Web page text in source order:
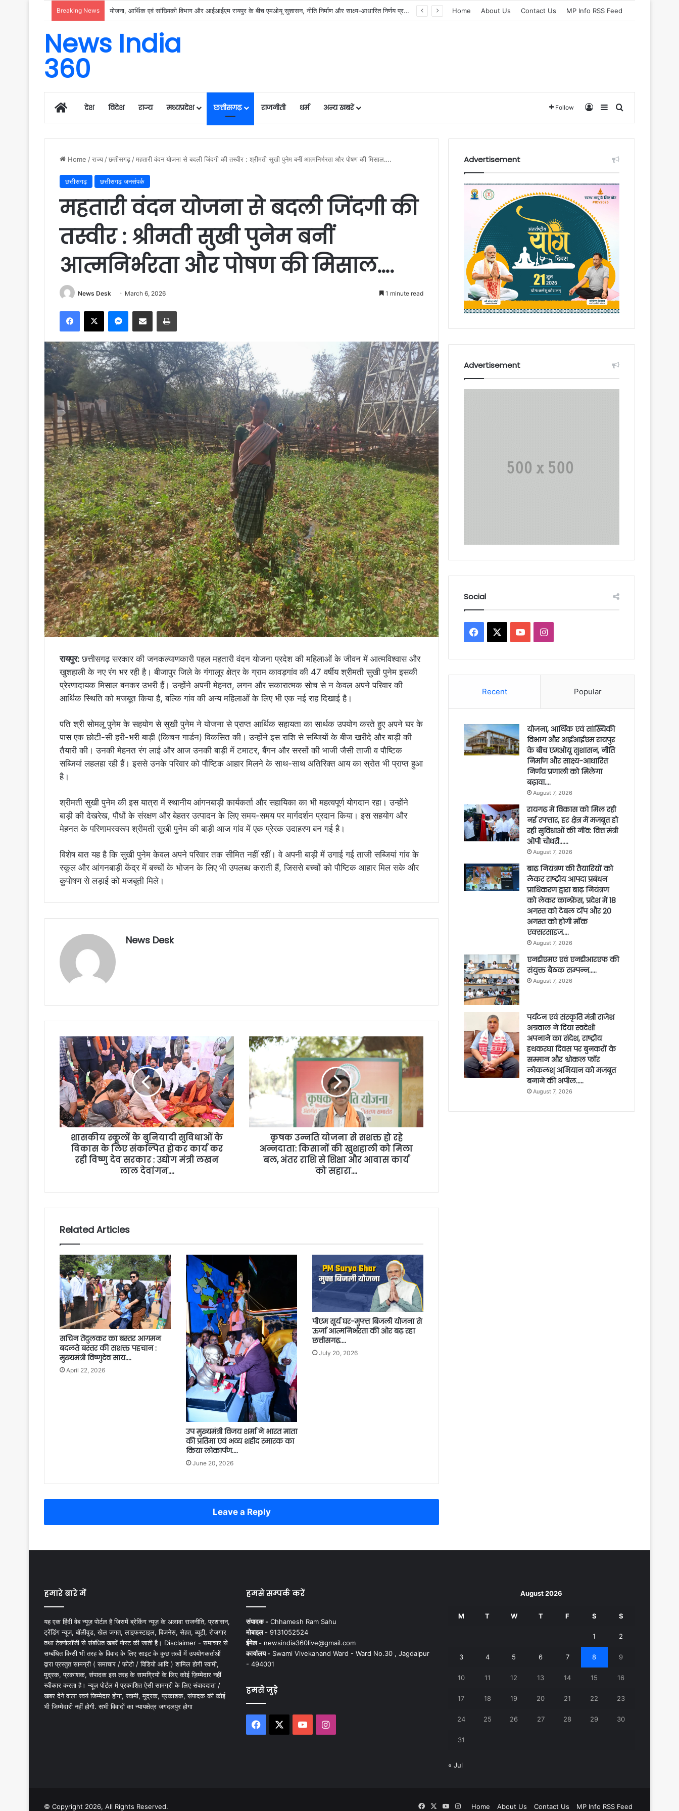
Breaking News रायगढ़ में विकास को मिल रही नई रफ्तार, हर क्षेत्र में मजबूत हो रही सुविधाओं की नींव: वित्त मंत्री ओपी चौधरी…… Home About Us Contact Us MP Info RSS Feed
News India
360
Homeदेश विदेश राज्य मध्यप्रदेश छत्तीसगढ़ राजनीती धर्म अन्य खबरें Follow Log InSidebarSearch for
Home /राज्य /छत्तीसगढ़ /महतारी वंदन योजना से बदली जिंदगी की तस्वीर : श्रीमती सुखी पुनेम बनीं आत्मनिर्भरता और पोषण की मिसाल….
छत्तीसगढ़ छत्तीसगढ़ जनसंपर्क
महतारी वंदन योजना से बदली जिंदगी की
तस्वीर : श्रीमती सुखी पुनेम बनीं
आत्मनिर्भरता और पोषण की मिसाल….
News Desk March 6, 2026 1 minute read
Facebook
X Messenger
Share via Email Print
रायपुर:छत्तीसगढ़ सरकार की जनकल्याणकारी पहल महतारी वंदन योजना प्रदेश की महिलाओं के जीवन में आत्मविश्वास और
खुशहाली के नए रंग भर रही है। बीजापुर जिले के गंगालूर क्षेत्र के ग्राम कावड़गांव की 47 वर्षीय श्रीमती सुखी पुनेम इसकी
प्रेरणादायक मिसाल बनकर उभरी हैं। उन्होंने अपनी मेहनत, लगन और सकारात्मक सोच से न केवल अपने परिवार की
आर्थिक स्थिति को मजबूत किया है, बल्कि गांव की अन्य महिलाओं के लिए भी एक नई राह दिखाई है।
पति श्री सोमलू पुनेम के सहयोग से सुखी पुनेम ने योजना से प्राप्त आर्थिक सहायता का सार्थक उपयोग करते हुए अपने घर के
पास एक छोटी-सी हरी-भरी बाड़ी (किचन गार्डन) विकसित की। उन्होंने इस राशि से सब्जियों के बीज खरीदे और बाड़ी की
तैयारी की। उनकी मेहनत रंग लाई और आज उनकी बाड़ी में टमाटर, बैंगन और सरसों की भाजी जैसी ताजी व पौष्टिक
सब्जियां लहलहा रही हैं। इससे उनके परिवार को पौष्टिक आहार मिलने के साथ-साथ अतिरिक्त आय का स्रोत भी प्राप्त हुआ
है।
श्रीमती सुखी पुनेम की इस यात्रा में स्थानीय आंगनबाड़ी कार्यकर्ता और सहायिका का भी महत्वपूर्ण योगदान रहा। उन्होंने
बाड़ी की देखरेख, पौधों के संरक्षण और बेहतर उत्पादन के लिए समय-समय पर मार्गदर्शन प्रदान किया। इस सहयोग और
मेहनत के परिणामस्वरूप श्रीमती सुखी पुनेम की बाड़ी आज गांव में एक प्रेरक उदाहरण बन गई है।
विशेष बात यह है कि सुखी पुनेम केवल अपने परिवार तक सीमित नहीं रहीं। वे अपनी बाड़ी में उगाई गई ताजी सब्जियां गांव के
स्कूल और आंगनबाड़ी केंद्र में बच्चों के भोजन के लिए भी उपलब्ध कराती हैं, जिससे बच्चों को पौष्टिक आहार मिल सके और
कुपोषण से लड़ाई को मजबूती मिले।
News Desk
शासकीय स्कूलों के बुनियादी सुविधाओं के
विकास के लिए संकल्पित होकर कार्य कर
रही विष्णु देव सरकार : उद्योग मंत्री लखन
लाल देवांगन….
कृषक उन्नति योजना से सशक्त हो रहे
अन्नदाता: किसानों की खुशहाली को मिला
बल, अंतर राशि से शिक्षा और आवास कार्य
को सहारा….
Related Articles
सचिन तेंदुलकर का बस्तर आगमन
बदलते बस्तर की सशक्त पहचान :
मुख्यमंत्री विष्णुदेव साय….
April 22, 2026
उप मुख्यमंत्री विजय शर्मा ने भारत माता
की प्रतिमा एवं भव्य शहीद स्मारक का
किया लोकार्पण….
June 20, 2026
पीएम सूर्य घर-मुफ्त बिजली योजना से
ऊर्जा आत्मनिर्भरता की ओर बढ़ रहा
छत्तीसगढ़….
July 20, 2026
Leave a Reply
Advertisement
Advertisement
Social
Facebook YouTubeInstagram
Recent Popular
योजना, आर्थिक एवं सांख्यिकी
विभाग और आईआईएम रायपुर
के बीच एमओयू सुशासन, नीति
निर्माण और साक्ष्य-आधारित
निर्णय प्रणाली को मिलेगा
बढ़ावा….
August 7, 2026
रायगढ़ में विकास को मिल रही
नई रफ्तार, हर क्षेत्र में मजबूत हो
रही सुविधाओं की नींव: वित्त मंत्री
ओपी चौधरी……
August 7, 2026
बाढ़ नियंत्रण की तैयारियों को
लेकर राष्ट्रीय आपदा प्रबंधन
प्राधिकरण द्वारा बाढ़ नियंत्रण
को लेकर कान्फ्रेंस, प्रदेश में 18
अगस्त को टेबल टॉप और 20
अगस्त को होगी मॉक
एक्सरसाइज….
August 7, 2026
एनडीएमए एवं एनडीआरएफ की
संयुक्त बैठक सम्पन्न…..
August 7, 2026
पर्यटन एवं संस्कृति मंत्री राजेश
अग्रवाल ने दिया स्वदेशी
अपनाने का संदेश, राष्ट्रीय
हथकरघा दिवस पर बुनकरों के
सम्मान और श्वोकल फॉर
लोकलश् अभियान को मजबूत
बनाने की अपील…..
August 7, 2026
हमारे बारे में
यह एक हिंदी वेब न्यूज़ पोर्टल है जिसमें ब्रेकिंग न्यूज़ के अलावा राजनीति, प्रशासन,
ट्रेंडिंग न्यूज, बॉलीवुड, खेल जगत, लाइफस्टाइल, बिजनेस, सेहत, ब्यूटी, रोजगार
तथा टेक्नोलॉजी से संबंधित खबरें पोस्ट की जाती है। Disclaimer - समाचार से
सम्बंधित किसी भी तरह के विवाद के लिए साइट के कुछ तत्वों में उपयोगकर्ताओं
द्वारा प्रस्तुत सामग्री ( समाचार / फोटो / विडियो आदि ) शामिल होगी स्वामी,
मुद्रक, प्रकाशक, संपादक इस तरह के सामग्रियों के लिए कोई ज़िम्मेदार नहीं
स्वीकार करता है। न्यूज़ पोर्टल में प्रकाशित ऐसी सामग्री के लिए संवाददाता /
खबर देने वाला स्वयं जिम्मेदार होगा, स्वामी, मुद्रक, प्रकाशक, संपादक की कोई
भी जिम्मेदारी नहीं होगी. सभी विवादों का न्यायक्षेत्र जगदलपुर होगा
हमसे सम्पर्क करें
संपादक -Chhamesh Ram Sahu
मोबाइल -9131052524
ईमेल - newsindia360live@gmail.com
कार्यालय -Swami Vivekanand Ward - Ward No.30 , Jagdalpur
- 494001
हमसे जुड़े
Facebook YouTubeInstagram
August 2026
M T W T F S S
1 2
3 4 5 6 7 8 9
10 11 12 13 14 15 16
17 18 19 20 21 22 23
24 25 26 27 28 29 30
31
« Jul
© Copyright 2026, All Rights Reserved. Home About Us Contact Us MP Info RSS Feed
Facebook
X YouTube
Instagram